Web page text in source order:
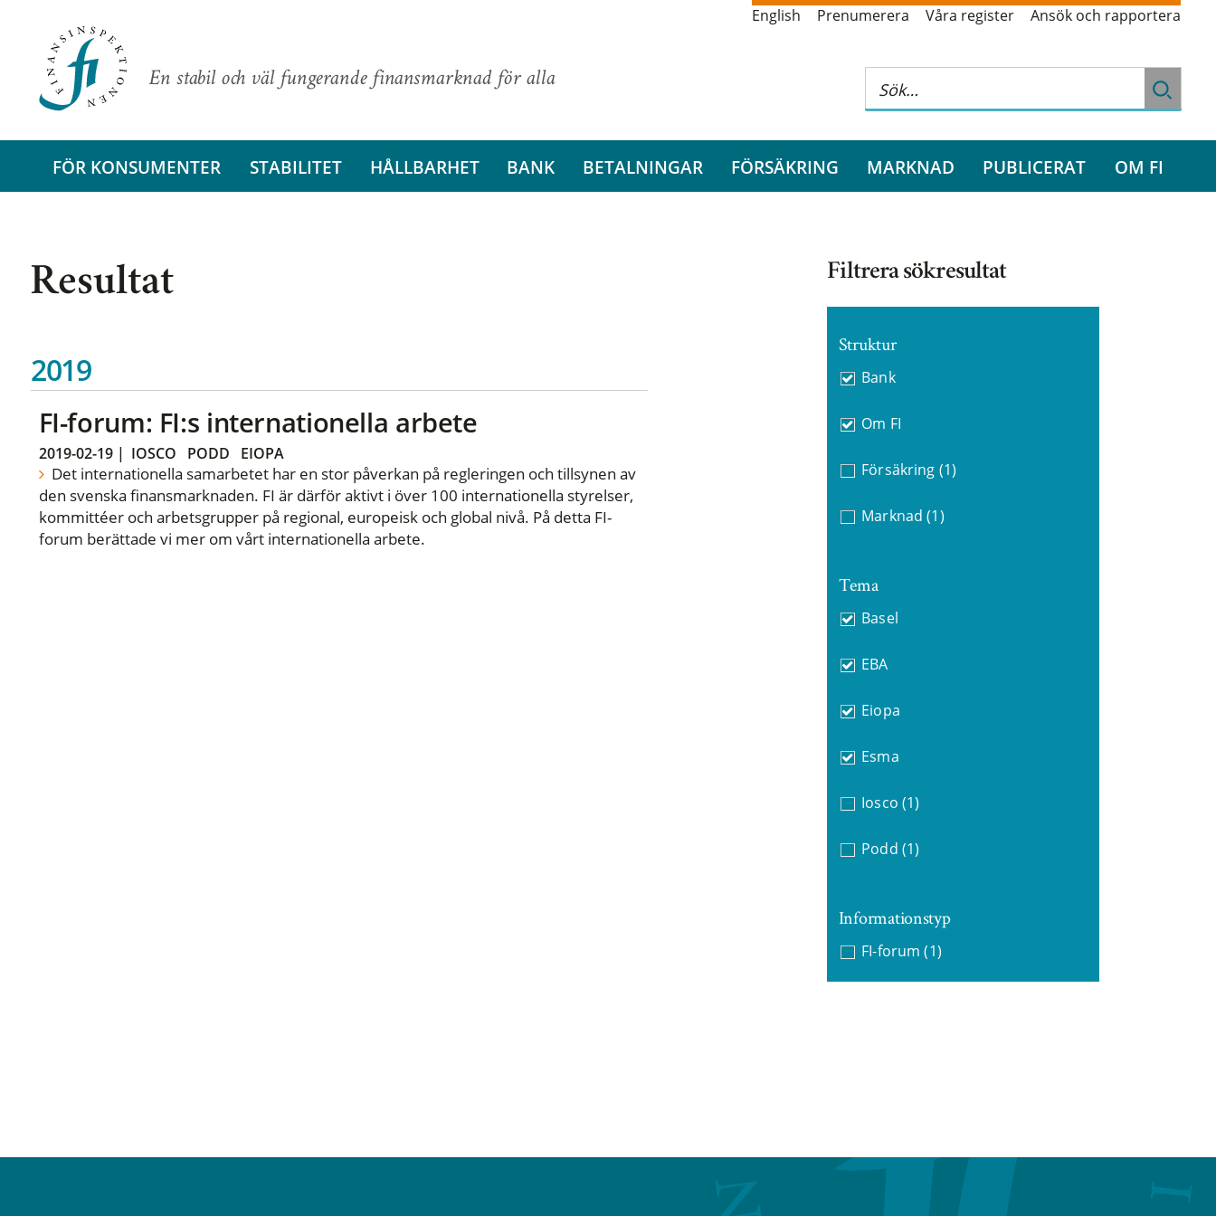
En stabil och väl fungerande finansmarknad för alla
English Prenumerera Våra register Ansök och rapportera
FÖR KONSUMENTER STABILITET HÅLLBARHET BANK BETALNINGAR FÖRSÄKRING MARKNAD PUBLICERAT OM FI
Resultat
2019
FI-forum: FI:s internationella arbete
2019-02-19| IOSCO PODD EIOPA
Det internationella samarbetet har en stor påverkan på regleringen och tillsynen av
den svenska finansmarknaden. FI är därför aktivt i över 100 internationella styrelser,
kommittéer och arbetsgrupper på regional, europeisk och global nivå. På detta FI-
forum berättade vi mer om vårt internationella arbete.
Filtrera sökresultat
Struktur
Bank
Om FI
Försäkring (1)
Marknad (1)
Tema
Basel
EBA
Eiopa
Esma
Iosco (1)
Podd (1)
Informationstyp
FI-forum (1)